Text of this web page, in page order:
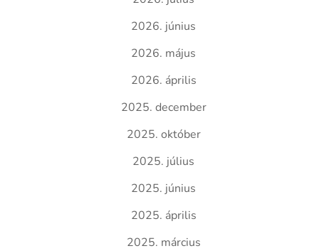
2026. június
2026. május
2026. április
2025. december
2025. október
2025. július
2025. június
2025. április
2025. március